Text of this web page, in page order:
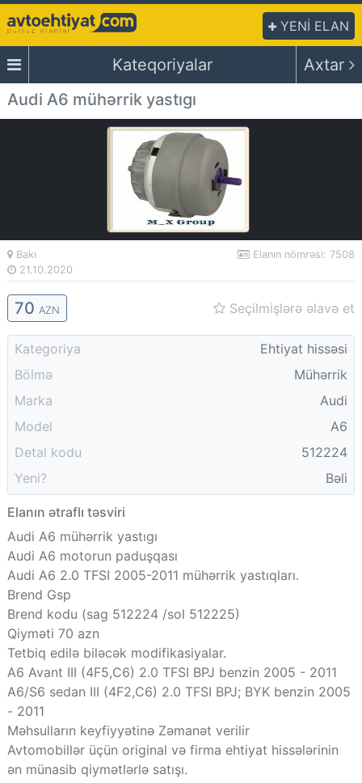
YENİ ELAN
Kateqoriyalar
Axtar
Audi A6 mühərrik yastıgı
Bakı
21.10.2020
Elanın nömrəsi: 7508
70 AZN Seçilmişlərə əlavə et
Kategoriya
Ehtiyat hissəsi
Bölmə
Mühərrik
Marka
Audi
Model
A6
Detal kodu
512224
Yeni?
Bəli
Elanın ətraflı təsviri
Audi A6 mühərrik yastıgı
Audi A6 motorun paduşqası
Audi A6 2.0 TFSI 2005-2011 mühərrik yastıqları.
Brend Gsp
Brend kodu (sag 512224 /sol 512225)
Qiyməti 70 azn
Tetbiq edilə biləcək modifikasiyalar.
A6 Avant III (4F5,C6) 2.0 TFSI BPJ benzin 2005 - 2011
A6/S6 sedan III (4F2,C6) 2.0 TFSI BPJ; BYK benzin 2005
- 2011
Məhsulların keyfiyyətinə Zəmanət verilir
Avtomobillər üçün original və firma ehtiyat hissələrinin
ən münasib qiymətlərlə satışı.